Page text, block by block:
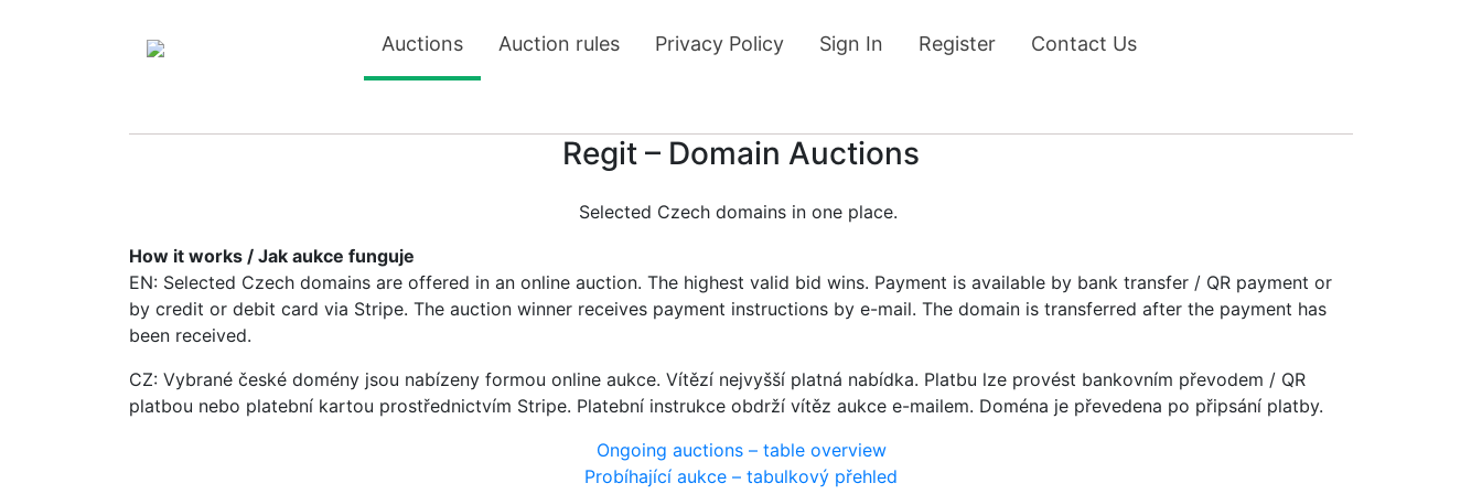
Auctions Auction rules Privacy Policy Sign In Register Contact Us
Regit – Domain Auctions
Selected Czech domains in one place.
How it works / Jak aukce funguje
EN: Selected Czech domains are offered in an online auction. The highest valid bid wins. Payment is available by bank transfer / QR payment or
by credit or debit card via Stripe. The auction winner receives payment instructions by e-mail. The domain is transferred after the payment has
been received.
CZ: Vybrané české domény jsou nabízeny formou online aukce. Vítězí nejvyšší platná nabídka. Platbu lze provést bankovním převodem / QR
platbou nebo platební kartou prostřednictvím Stripe. Platební instrukce obdrží vítěz aukce e-mailem. Doména je převedena po připsání platby.
Ongoing auctions – table overview
Probíhající aukce – tabulkový přehled